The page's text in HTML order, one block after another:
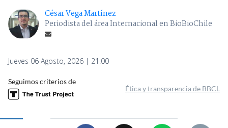
César Vega Martínez
Periodista del área Internacional en BioBioChile
Jueves 06 Agosto, 2026 | 21:00
Seguimos criterios de
Ética y transparencia de BBCL